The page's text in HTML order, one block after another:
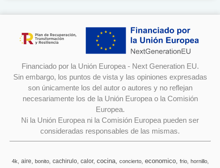
Financiado por la Unión Europea - Next Generation EU.
Sin embargo, los puntos de vista y las opiniones expresadas
son únicamente los del autor o autores y no reflejan
necesariamente los de la Unión Europea o la Comisión
Europea.
Ni la Unión Europea ni la Comisión Europea pueden ser
consideradas responsables de las mismas.
4k aire bonito cachirulo calor cocina concierto economico frio hornillo